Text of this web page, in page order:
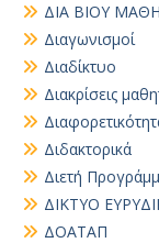
ΔΙΑ ΒΙΟΥ
Διαγωνισμοί
Διαδίκτυο
Διακρίσεις
Διδακτορικά
Διετή
ΔΙΚΤΥΟ
ΔΟΑΤΑΠ